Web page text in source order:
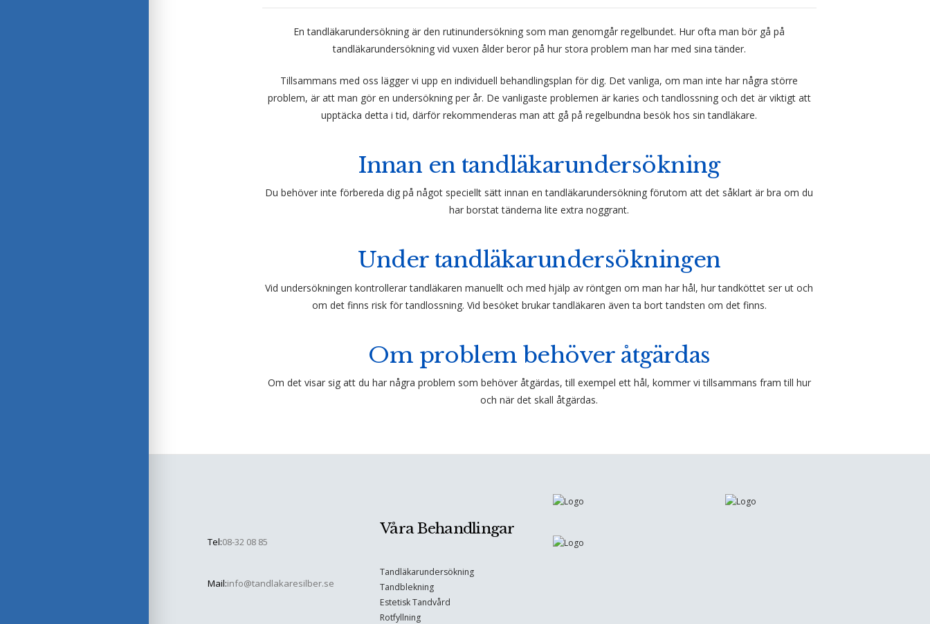
En tandläkarundersökning är den rutinundersökning som man genomgår regelbundet. Hur ofta man bör gå på
tandläkarundersökning vid vuxen ålder beror på hur stora problem man har med sina tänder.
Tillsammans med oss lägger vi upp en individuell behandlingsplan för dig. Det vanliga, om man inte har några större
problem, är att man gör en undersökning per år. De vanligaste problemen är karies och tandlossning och det är viktigt att
upptäcka detta i tid, därför rekommenderas man att gå på regelbundna besök hos sin tandläkare.
Innan en tandläkarundersökning
Du behöver inte förbereda dig på något speciellt sätt innan en tandläkarundersökning förutom att det såklart är bra om du
har borstat tänderna lite extra noggrant.
Under tandläkarundersökningen
Vid undersökningen kontrollerar tandläkaren manuellt och med hjälp av röntgen om man har hål, hur tandköttet ser ut och
om det finns risk för tandlossning. Vid besöket brukar tandläkaren även ta bort tandsten om det finns.
Om problem behöver åtgärdas
Om det visar sig att du har några problem som behöver åtgärdas, till exempel ett hål, kommer vi tillsammans fram till hur
och när det skall åtgärdas.
Tel:08-32 08 85
Mail:info@tandlakaresilber.se
Våra Behandlingar
Tandläkarundersökning
Tandblekning
Estetisk Tandvård
Rotfyllning